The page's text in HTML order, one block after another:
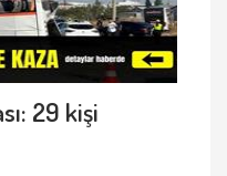
29 kişi